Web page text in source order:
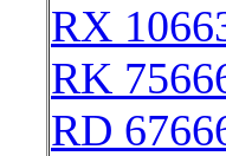
RX
RK
RD